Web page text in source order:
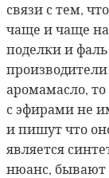
связи с тем,
чаще и чаще на
поделки и
аромамасло,
с эфирами не
и пишут что
является
нюанс, бывают